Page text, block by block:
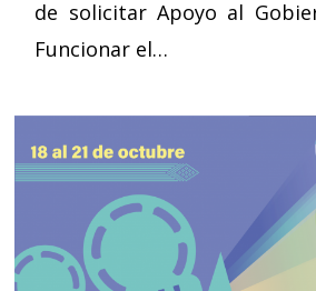
de solicitar Apoyo al
Funcionar el…